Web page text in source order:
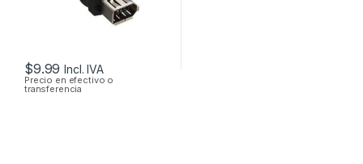
$9.99 Incl. IVA
Precio en efectivo o
transferencia